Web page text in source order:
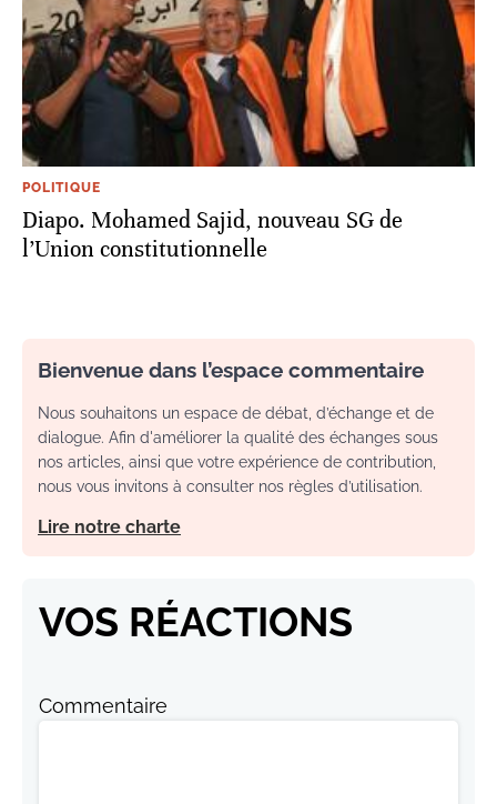
POLITIQUE
Diapo. Mohamed Sajid, nouveau SG de
l’Union constitutionnelle
Bienvenue dans l’espace commentaire
Nous souhaitons un espace de débat, d’échange et de
dialogue. Afin d'améliorer la qualité des échanges sous
nos articles, ainsi que votre expérience de contribution,
nous vous invitons à consulter nos règles d’utilisation.
Lire notre charte
VOS RÉACTIONS
Commentaire